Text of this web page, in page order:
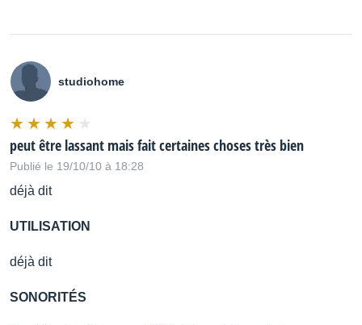
studiohome
peut être lassant mais fait certaines choses très bien
Publié le 19/10/10 à 18:28
déjà dit
UTILISATION
déjà dit
SONORITÉS